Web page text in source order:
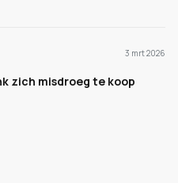
3 mrt 2026
zich misdroeg te koop